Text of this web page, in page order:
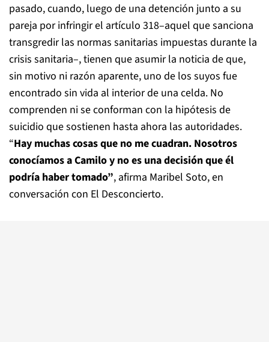
pasado, cuando, luego de una detención junto a su
pareja por infringir el artículo 318–aquel que sanciona
transgredir las normas sanitarias impuestas durante la
crisis sanitaria–, tienen que asumir la noticia de que,
sin motivo ni razón aparente, uno de los suyos fue
encontrado sin vida al interior de una celda. No
comprenden ni se conforman con la hipótesis de
suicidio que sostienen hasta ahora las autoridades.
“Hay muchas cosas que no me cuadran. Nosotros
conocíamos a Camilo y no es una decisión que él
podría haber tomado”, afirma Maribel Soto, en
conversación con El Desconcierto.